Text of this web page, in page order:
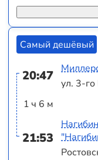
Самый дешёвый
20:47
1 ч 6 м
21:53
ул. 3-